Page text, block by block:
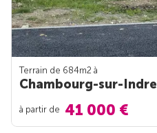
Terrain de 684m2 à
Chambourg-sur-Indre
à partir de 41 000 €